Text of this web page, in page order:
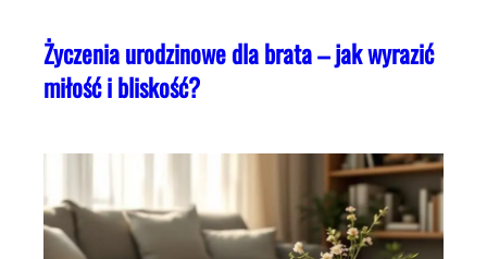
Życzenia urodzinowe dla brata – jak wyrazić
miłość i bliskość?